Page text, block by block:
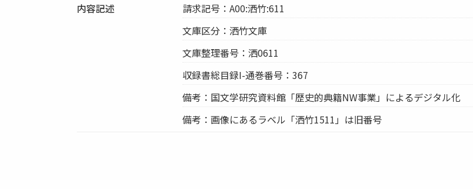
内容記述
請求記号：A00:洒竹:611
文庫区分：洒竹文庫
文庫整理番号：洒0611
収録書総目録I-通巻番号：367
備考：国文学研究資料館「歴史的典籍NW事業」によるデジタル化
備考：画像にあるラベル「洒竹1511」は旧番号